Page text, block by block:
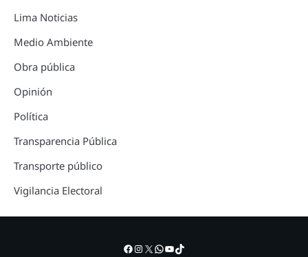
Lima Noticias
Medio Ambiente
Obra pública
Opinión
Política
Transparencia Pública
Transporte público
Vigilancia Electoral
Facebook
Instagram
X WhatsApp
YouTube
TikTok